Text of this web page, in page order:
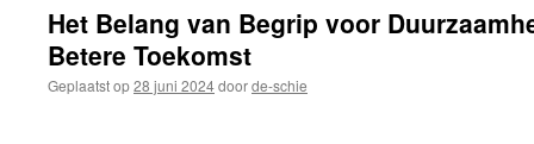
Het Belang van Begrip voor
Betere Toekomst
Geplaatst op28 juni 2024doorde-schie